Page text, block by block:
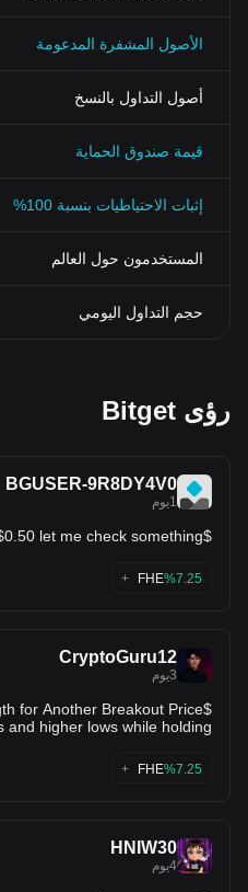
الأصول المشفرة المدعومة
أصول التداول بالنسخ
قيمة صندوق الحماية
إثبات الاحتياطيات بنسبة 100%
المستخدمون حول العالم
حجم التداول اليومي
رؤى Bitget
BGUSER-9R8DY4V0
1يوم
$FHE pump to $0.50 let me check something🤣
FHE%7.25+
CryptoGuru12
3يوم
for Another Breakout Price
and higher lows while holding
FHE%7.25+
HNIW30
4يوم